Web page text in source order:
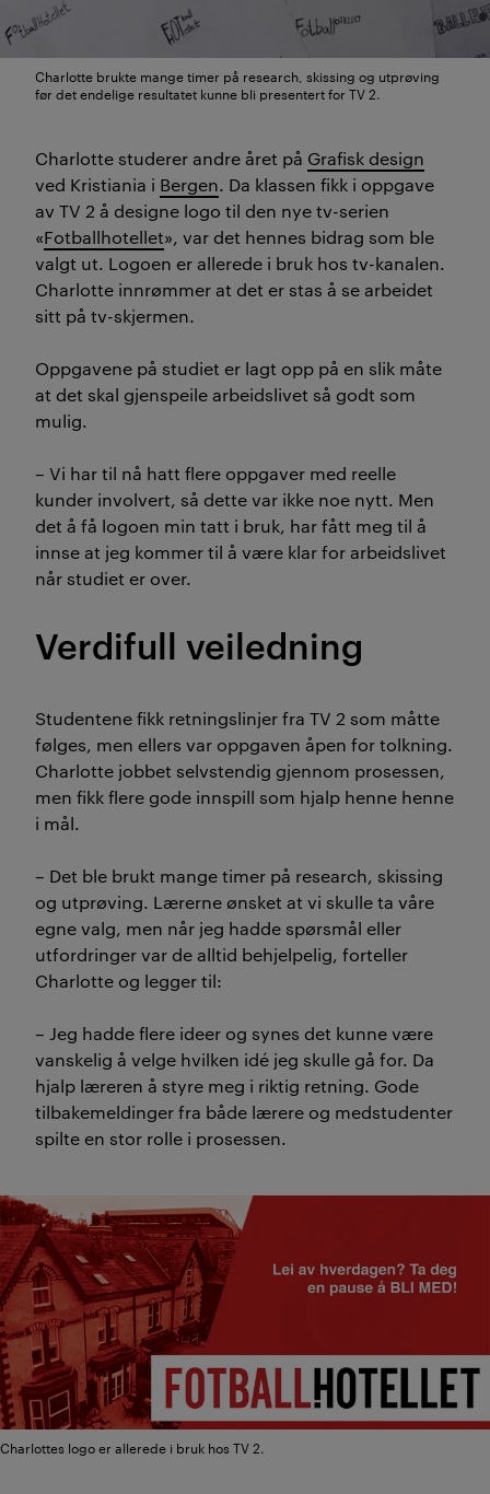
Charlotte brukte mange timer på research, skissing og utprøving
før det endelige resultatet kunne bli presentert for TV 2.
Charlotte studerer andre året på Grafisk design
ved Kristiania i Bergen. Da klassen fikk i oppgave
av TV 2 å designe logo til den nye tv-serien
«Fotballhotellet», var det hennes bidrag som ble
valgt ut. Logoen er allerede i bruk hos tv-kanalen.
Charlotte innrømmer at det er stas å se arbeidet
sitt på tv-skjermen.
Oppgavene på studiet er lagt opp på en slik måte
at det skal gjenspeile arbeidslivet så godt som
mulig.
– Vi har til nå hatt flere oppgaver med reelle
kunder involvert, så dette var ikke noe nytt. Men
det å få logoen min tatt i bruk, har fått meg til å
innse at jeg kommer til å være klar for arbeidslivet
når studiet er over.
Verdifull veiledning
Studentene fikk retningslinjer fra TV 2 som måtte
følges, men ellers var oppgaven åpen for tolkning.
Charlotte jobbet selvstendig gjennom prosessen,
men fikk flere gode innspill som hjalp henne henne
i mål.
– Det ble brukt mange timer på research, skissing
og utprøving. Lærerne ønsket at vi skulle ta våre
egne valg, men når jeg hadde spørsmål eller
utfordringer var de alltid behjelpelig, forteller
Charlotte og legger til:
– Jeg hadde flere ideer og synes det kunne være
vanskelig å velge hvilken idé jeg skulle gå for. Da
hjalp læreren å styre meg i riktig retning. Gode
tilbakemeldinger fra både lærere og medstudenter
spilte en stor rolle i prosessen.
Charlottes logo er allerede i bruk hos TV 2.